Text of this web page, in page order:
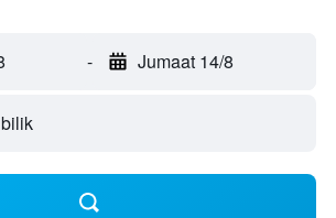
- Jumaat 14/8